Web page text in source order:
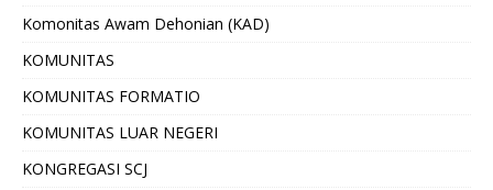
Komonitas Awam Dehonian (KAD)
KOMUNITAS
KOMUNITAS FORMATIO
KOMUNITAS LUAR NEGERI
KONGREGASI SCJ